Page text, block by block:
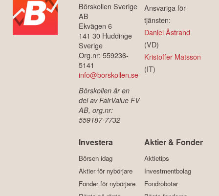
Börskollen Sverige
AB
Ekvägen 6
141 30 Huddinge
Sverige
Org.nr: 559236-
5141
info@borskollen.se
Börskollen är en
del av FairValue FV
AB, org.nr:
559187-7732
Ansvariga för
tjänsten:
Daniel Åstrand
(VD)
Kristoffer Matsson
(IT)
Investera
Börsen idag
Aktier för nybörjare
Fonder för nybörjare
Aktier & Fonder
Aktietips
Investmentbolag
Fondrobotar